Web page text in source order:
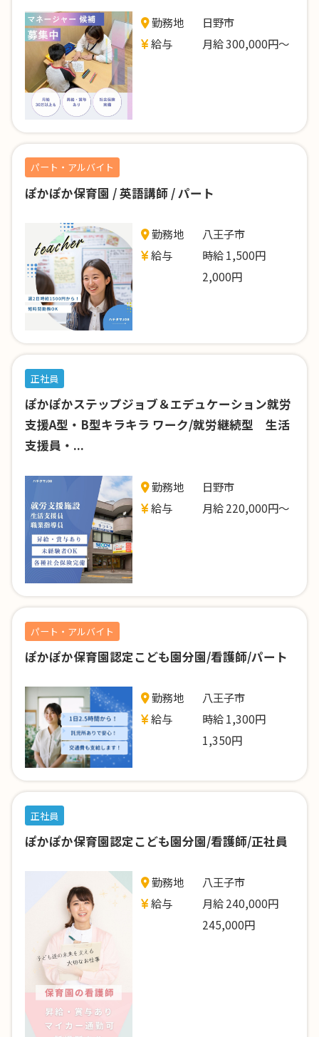
勤務地
日野市
給与
月給 300,000円～
パート・アルバイト
ぽかぽか保育園 / 英語講師 / パート
勤務地
八王子市
給与
時給 1,500円
2,000円
正社員
ぽかぽかステップジョブ＆エデュケーション就労
支援A型・B型キラキラ ワーク/就労継続型 生活
支援員・...
勤務地
日野市
給与
月給 220,000円～
パート・アルバイト
ぽかぽか保育園認定こども園分園/看護師/パート
勤務地
八王子市
給与
時給 1,300円
1,350円
正社員
ぽかぽか保育園認定こども園分園/看護師/正社員
勤務地
八王子市
給与
月給 240,000円
245,000円